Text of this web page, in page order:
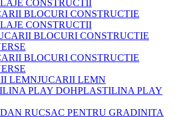
BLOCURI CONSTRUCTIE
CONSTRUCTII
BLOCURI CONSTRUCTIE
JUCARII LEMN
PLASTILINA PLAY